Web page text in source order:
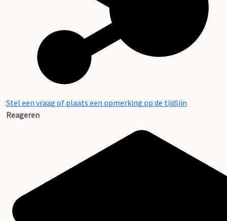
Stel een vraag of plaats een opmerking op de tijdlijn
Reageren